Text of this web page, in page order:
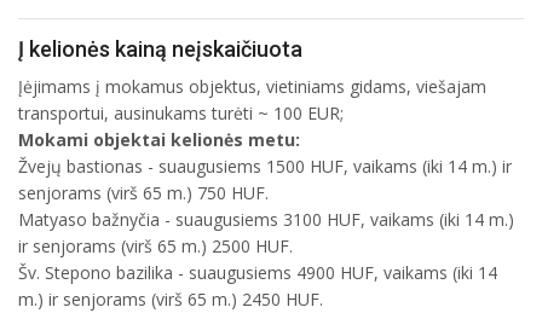
Į kelionės kainą neįskaičiuota
Įėjimams į mokamus objektus, vietiniams gidams, viešajam
transportui, ausinukams turėti ~ 100 EUR;
Mokami objektai kelionės metu:
Žvejų bastionas - suaugusiems 1500 HUF, vaikams (iki 14 m.) ir
senjorams (virš 65 m.) 750 HUF.
Matyaso bažnyčia - suaugusiems 3100 HUF, vaikams (iki 14 m.)
ir senjorams (virš 65 m.) 2500 HUF.
Šv. Stepono bazilika - suaugusiems 4900 HUF, vaikams (iki 14
m.) ir senjorams (virš 65 m.) 2450 HUF.